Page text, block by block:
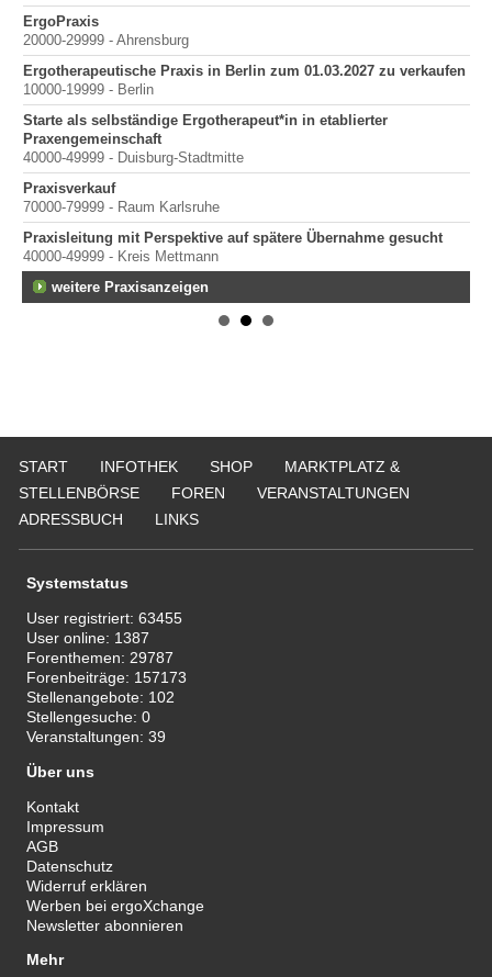
ErgoPraxis
20000-29999 - Ahrensburg
Ergotherapeutische Praxis in Berlin zum 01.03.2027 zu verkaufen
10000-19999 - Berlin
Starte als selbständige Ergotherapeut*in in etablierter
Praxengemeinschaft
40000-49999 - Duisburg-Stadtmitte
Praxisverkauf
70000-79999 - Raum Karlsruhe
Praxisleitung mit Perspektive auf spätere Übernahme gesucht
40000-49999 - Kreis Mettmann
weitere Praxisanzeigen
START INFOTHEK SHOP
MARKTPLATZ &
STELLENBÖRSE
FOREN
VERANSTALTUNGEN
ADRESSBUCH
LINKS
Systemstatus
User registriert:63455
User online: 1387
Forenthemen: 29787
Forenbeiträge: 157173
Stellenangebote: 102
Stellengesuche:0
Veranstaltungen:39
Über uns
Kontakt
Impressum
AGB
Datenschutz
Widerruf erklären
Werben bei ergoXchange
Newsletter abonnieren
Mehr